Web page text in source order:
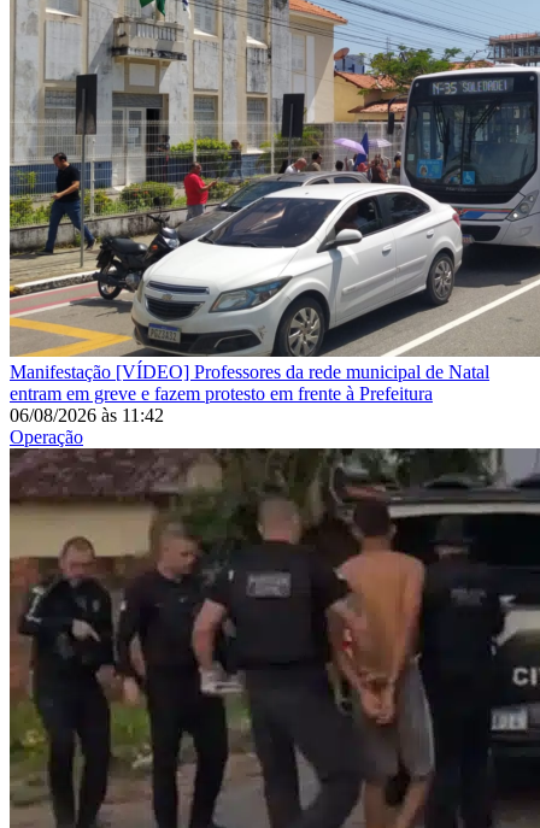
Manifestação [VÍDEO] Professores da rede municipal de Natal
entram em greve e fazem protesto em frente à Prefeitura
06/08/2026 às 11:42
Operação